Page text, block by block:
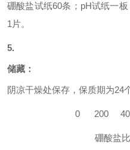
硼酸盐试纸60条； pH试纸一
1 片。
5.
储藏：
阴凉干燥处保存，保质期为24
0 200
硼酸盐